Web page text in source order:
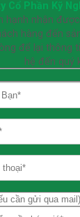
Cổ Phần Kỹ
hạnh nhận
hàng đến
để lại thông
hệ đến quý